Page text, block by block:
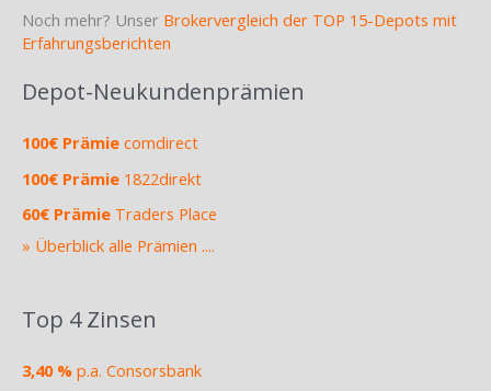
Noch mehr? Unser Brokervergleich der TOP 15-Depots mit
Erfahrungsberichten
Depot-Neukundenprämien
100€ Prämie comdirect
100€ Prämie 1822direkt
60€ Prämie Traders Place
» Überblick alle Prämien ....
Top 4 Zinsen
3,40 % p.a. Consorsbank